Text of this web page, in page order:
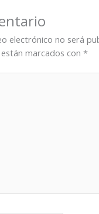
electrónico no será
marcados con*